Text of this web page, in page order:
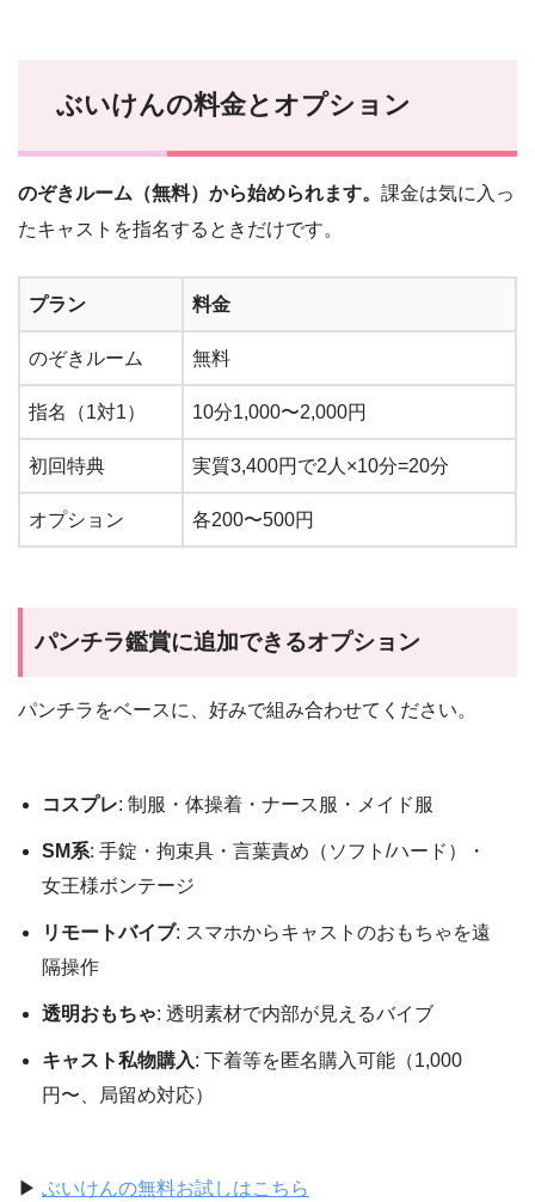
ぶいけんの料金とオプション
のぞきルーム（無料）から始められます。 課金は気に入っ
たキャストを指名するときだけです。
プラン 料金
のぞきルーム 無料
指名（1対1） 10分1,000〜2,000円
初回特典 実質3,400円で2人×10分=20分
オプション 各200〜500円
パンチラ鑑賞に追加できるオプション
パンチラをベースに、好みで組み合わせてください。
コスプレ: 制服・体操着・ナース服・メイド服
SM系: 手錠・拘束具・言葉責め（ソフト/ハード）・
女王様ボンテージ
リモートバイブ: スマホからキャストのおもちゃを遠
隔操作
透明おもちゃ: 透明素材で内部が見えるバイブ
キャスト私物購入: 下着等を匿名購入可能（1,000
円〜、局留め対応）
▶ ぶいけんの無料お試しはこちら